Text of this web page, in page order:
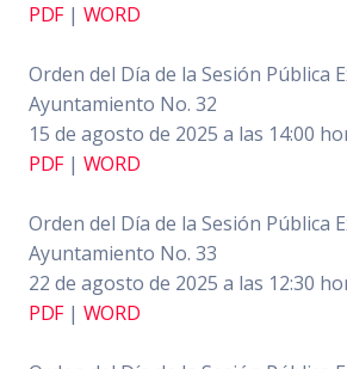
PDF| WORD
Orden del Día de la Sesión Pública
Ayuntamiento No. 32
15 de agosto de 2025 a las 14:00
PDF| WORD
Orden del Día de la Sesión Pública
Ayuntamiento No. 33
22 de agosto de 2025 a las 12:30
PDF| WORD